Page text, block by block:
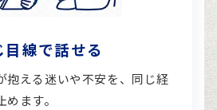
目線で話せる
抱える迷いや不安を、同じ経
ます。